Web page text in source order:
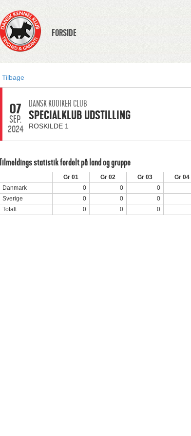
FORSIDE
Tilbage
07
SEP.
2024
DANSK KOOIKER CLUB
SPECIALKLUB UDSTILLING
ROSKILDE 1
statistik fordelt på land og gruppe
Gr 01 Gr 02 Gr 03 Gr 04
Danmark
0 0 0
Sverige
0 0 0
Totalt
0 0 0